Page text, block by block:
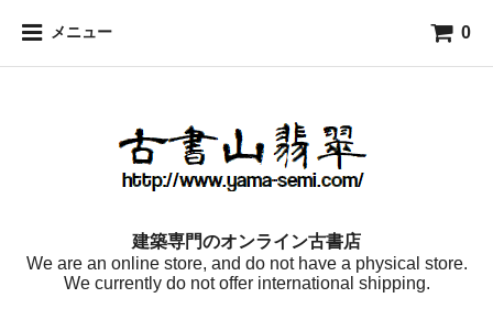
メニュー 0
建築専門のオンライン古書店
We are an online store, and do not have a physical store.
We currently do not offer international shipping.